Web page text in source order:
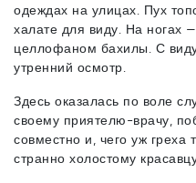
одеждах на улицах. Пух
халате для виду. На ногах
целлофаном бахилы. С
утренний осмотр.
Здесь оказалась по воле
своему приятелю-врачу,
совместно и, чего уж греха
странно холостому